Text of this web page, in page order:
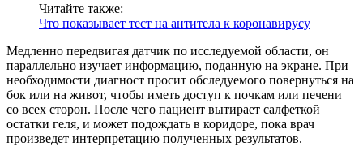
Читайте также:
Что показывает тест на антитела к коронавирусу
Медленно передвигая датчик по исследуемой области, он
параллельно изучает информацию, поданную на экране. При
необходимости диагност просит обследуемого повернуться на
бок или на живот, чтобы иметь доступ к почкам или печени
со всех сторон. После чего пациент вытирает салфеткой
остатки геля, и может подождать в коридоре, пока врач
произведет интерпретацию полученных результатов.